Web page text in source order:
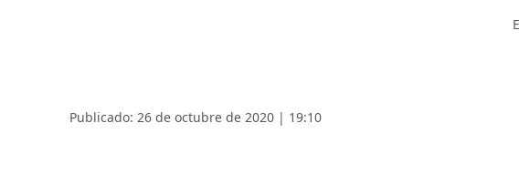
Publicado: 26 de octubre de 2020 | 19:10